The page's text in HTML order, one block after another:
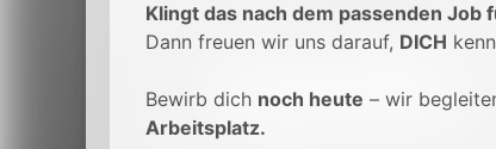
Klingt das nach dem passenden Job
Dann freuen wir uns darauf, DICH
Bewirb dich noch heute – wir
Arbeitsplatz.